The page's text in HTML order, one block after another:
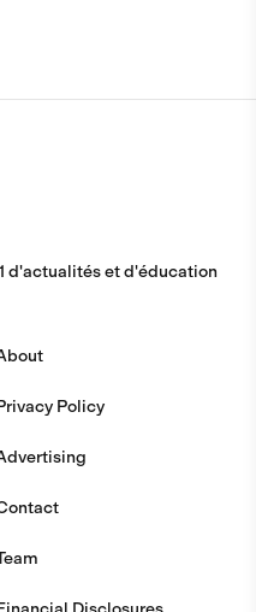
d'actualités et d'éducation
Policy